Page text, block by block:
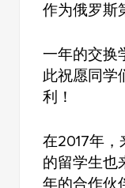
作为俄罗斯
一年的交换
此祝愿同学
利！
在2017年，
的留学生也